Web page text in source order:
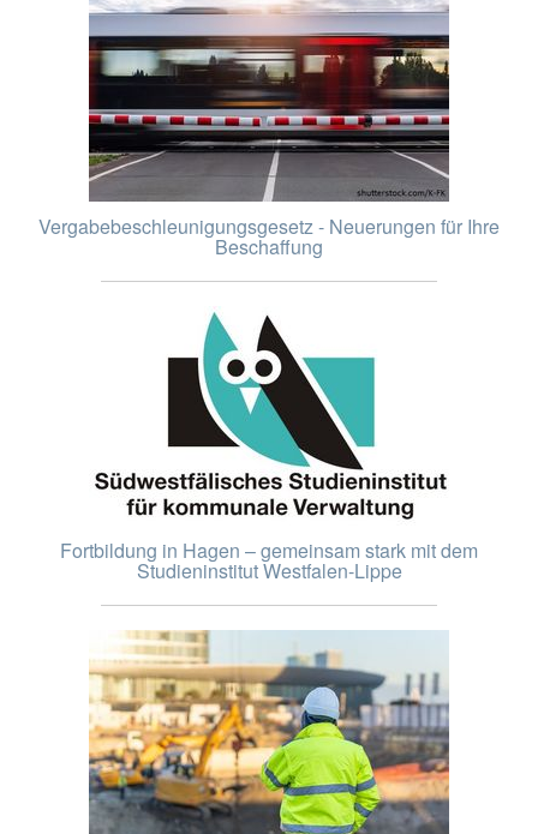
Vergabebeschleunigungsgesetz - Neuerungen für Ihre
Beschaffung
Fortbildung in Hagen – gemeinsam stark mit dem
Studieninstitut Westfalen-Lippe